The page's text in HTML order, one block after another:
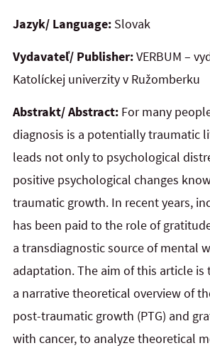
Jazyk/ Language: Slovak
Vydavateľ/ Publisher:VERBUM –
Katolíckej univerzity v Ružomberku
Abstrakt/ Abstract: For many
diagnosis is a potentially traumatic
leads not only to psychological
positive psychological changes
traumatic growth. In recent years,
has been paid to the role of
a transdiagnostic source of mental
adaptation. The aim of this article is
a narrative theoretical overview of
post-traumatic growth (PTG) and
with cancer, to analyze theoretical